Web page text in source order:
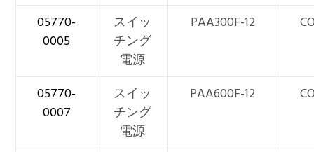
05770-
0005
スイッ
チング
電源
PAA300F-12
05770-
0007
スイッ
チング
電源
PAA600F-12